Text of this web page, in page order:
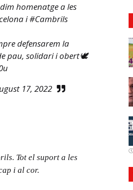
homenatge a les
i#Cambrils
defensarem la
pau, solidari i obert🕊️
17, 2022
Tot el suport a les
i al cor.